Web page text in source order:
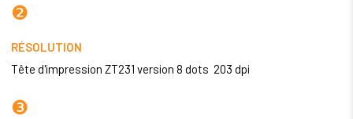
❷
RÉSOLUTION
Tête d'impression ZT231 version 8 dots 203 dpi
❸